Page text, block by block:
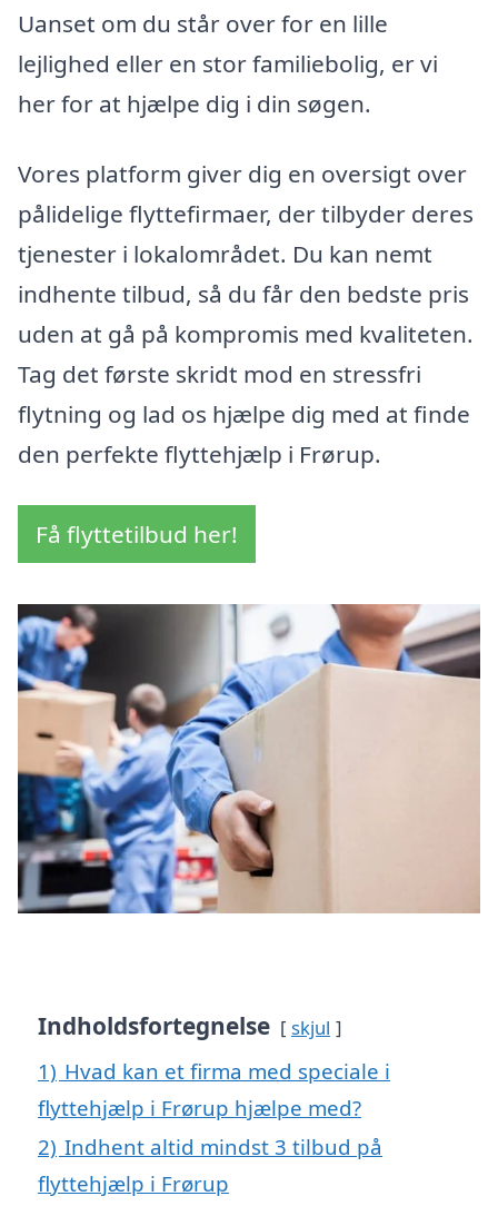
Uanset om du står over for en lille
lejlighed eller en stor familiebolig, er vi
her for at hjælpe dig i din søgen.
Vores platform giver dig en oversigt over
pålidelige flyttefirmaer, der tilbyder deres
tjenester i lokalområdet. Du kan nemt
indhente tilbud, så du får den bedste pris
uden at gå på kompromis med kvaliteten.
Tag det første skridt mod en stressfri
flytning og lad os hjælpe dig med at finde
den perfekte flyttehjælp i Frørup.
Få flyttetilbud her!
Indholdsfortegnelse skjul
1) Hvad kan et firma med speciale i
flyttehjælp i Frørup hjælpe med?
2) Indhent altid mindst 3 tilbud på
flyttehjælp i Frørup